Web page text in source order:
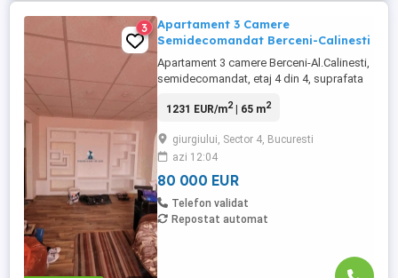
3
Apartament 3 Camere
Semidecomandat Berceni-Calinesti
Apartament 3 camere Berceni-Al.Calinesti,
semidecomandat, etaj 4 din 4, suprafata
cu geam termopan, parchet, gresie,
modalitate de plata. Caracteristici: Nr.
camere: 3 Suprafata totala: 65 mp
Compartimentare: Semidecomandat
1231 EUR/m2| 65 m2
giurgiului, Sector 4, Bucuresti
azi 12:04
80 000 EUR
Telefon validat
Repostat automat